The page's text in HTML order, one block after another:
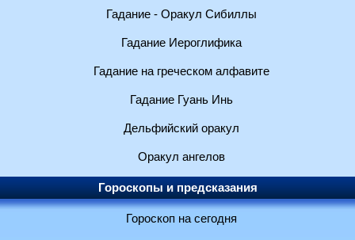
Гадание - Оракул Сибиллы
Гадание Иероглифика
Гадание на греческом алфавите
Гадание Гуань Инь
Дельфийский оракул
Оракул ангелов
Гороскопы и предсказания
Гороскоп на сегодня